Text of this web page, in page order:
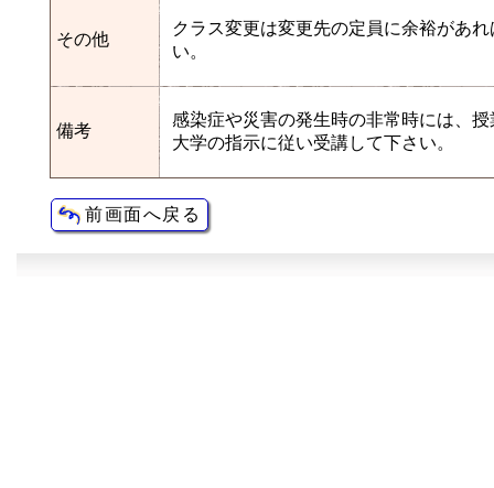
その他
クラス変更は変更先の定員に余裕があ
い。
備考
感染症や災害の発生時の非常時には、
大学の指示に従い受講して下さい。